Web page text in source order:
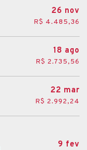
26 nov
R$ 4.485,36
18 ago
R$ 2.735,56
22 mar
R$ 2.992,24
9 fev